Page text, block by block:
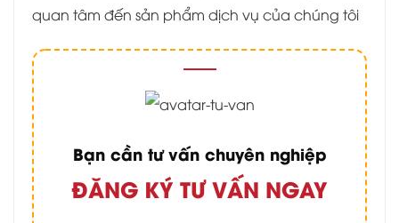
quan tâm đến sản phẩm dịch vụ của chúng tôi
Bạn cần tư vấn chuyên nghiệp
ĐĂNG KÝ TƯ VẤN NGAY